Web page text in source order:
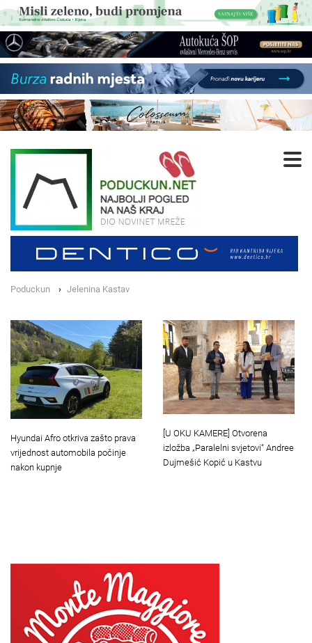
Poduckun Jelenina Kastav
Hyundai Afro otkriva zašto prava
vrijednost automobila počinje
nakon kupnje
[U OKU KAMERE] Otvorena
izložba „Paralelni svjetovi“ Andree
Dujmešić Kopić u Kastvu